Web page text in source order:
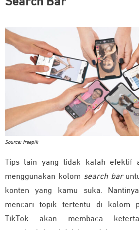
Source: freepik
Tips lain yang tidak kalah efektif
menggunakan kolom search bar
konten yang kamu suka.
mencari topik tertentu di kolom
TikTok akan membaca